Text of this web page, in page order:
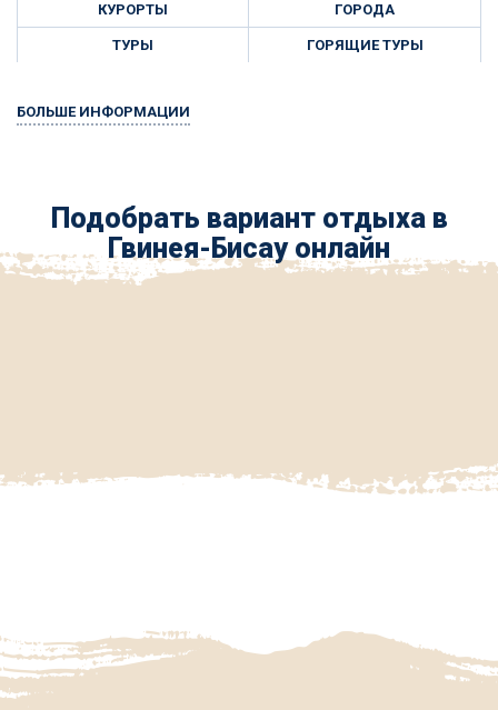
КУРОРТЫ ГОРОДА
ТУРЫ ГОРЯЩИЕ ТУРЫ
БОЛЬШЕ ИНФОРМАЦИИ
Подобрать вариант отдыха в
Гвинея-Бисау онлайн